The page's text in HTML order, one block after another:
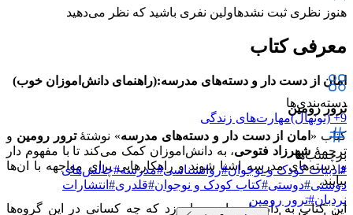
هنوز نظری ثبت نشدهاولین نفری باشید که نظر می‌دهید
معرفی کتاب
امان از دست دار و دسته‌های مدرسه:(راهنمای دانش‌اموزان خوب)
ترور رومین
کتاب « امان از دست دار و دسته‌های مدرسه» نوشتهٔترور رومین و
ترجمهٔ شهرزاد فتوحی، به دانش‌اموزان کمک می‌کند تا با مفهوم دار
و دسته‌های مدرسه اشنا شوند و راهکارهایی برای مواجهه با ان‌ها
بیابند.
این کتاب به دانش‌اموزان می‌اموزد که چه کسانی در این گروه‌ها
دسته‌بندی‌ها
9+ (نونهال)
مهارت‌های زندگی
برچسب‌ها
#ادبیات کودک و نوجوان#روانشناسی#مدرسه#چالش‌های
دوستی#دوستی#کتاب کودک و نوجوان#قلدری# انتشارات
نردبان#ترور رومین